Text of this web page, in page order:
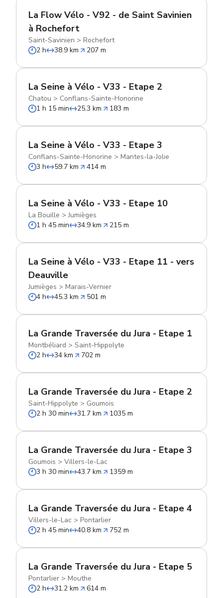
La Flow Vélo - V92 - de Saint Savinien
à Rochefort
Saint-Savinien > Rochefort
2 h
38.9 km 207 m
La Seine à Vélo - V33 - Etape 2
Chatou > Conflans-Sainte-Honorine
1 h 15 min
25.3 km 183 m
La Seine à Vélo - V33 - Etape 3
Conflans-Sainte-Honorine > Mantes-la-Jolie
3 h
59.7 km 414 m
La Seine à Vélo - V33 - Etape 10
La Bouille >Jumièges
1 h 45 min
34.9 km 215 m
La Seine à Vélo - V33 - Etape 11 - vers
Deauville
Jumièges > Marais-Vernier
4 h
45.3 km 501 m
La Grande Traversée du Jura - Etape 1
Montbéliard > Saint-Hippolyte
2 h
34 km 702 m
La Grande Traversée du Jura - Etape 2
Saint-Hippolyte > Goumois
2 h 30 min
31.7 km 1035 m
La Grande Traversée du Jura - Etape 3
Goumois > Villers-le-Lac
3 h 30 min
43.7 km 1359 m
La Grande Traversée du Jura - Etape 4
Villers-le-Lac > Pontarlier
2 h 45 min
40.8 km 752 m
La Grande Traversée du Jura - Etape 5
Pontarlier > Mouthe
2 h
31.2 km 614 m